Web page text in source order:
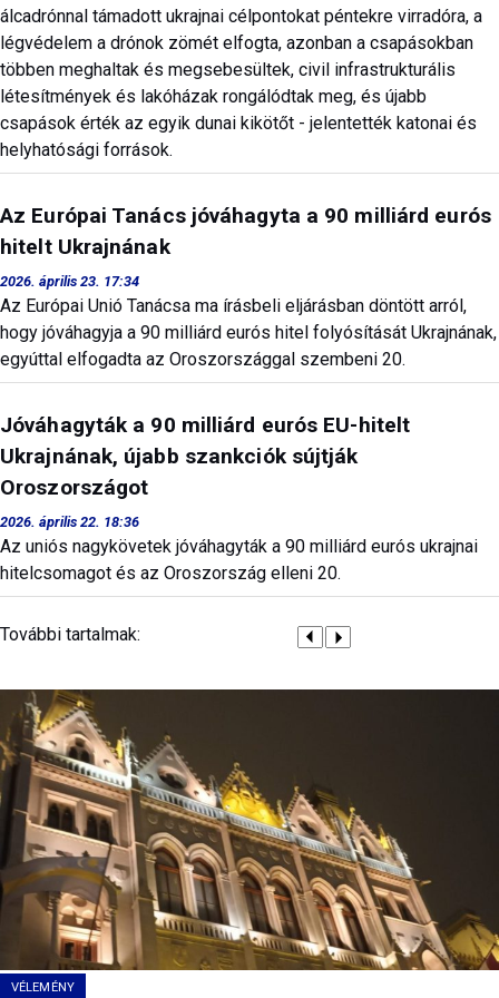
álcadrónnal támadott ukrajnai célpontokat péntekre virradóra, a
légvédelem a drónok zömét elfogta, azonban a csapásokban
többen meghaltak és megsebesültek, civil infrastrukturális
létesítmények és lakóházak rongálódtak meg, és újabb
csapások érték az egyik dunai kikötőt - jelentették katonai és
helyhatósági források.
Az Európai Tanács jóváhagyta a 90 milliárd eurós
hitelt Ukrajnának
2026. április 23. 17:34
Az Európai Unió Tanácsa ma írásbeli eljárásban döntött arról,
hogy jóváhagyja a 90 milliárd eurós hitel folyósítását Ukrajnának,
egyúttal elfogadta az Oroszországgal szembeni 20.
Jóváhagyták a 90 milliárd eurós EU-hitelt
Ukrajnának, újabb szankciók sújtják
Oroszországot
2026. április 22. 18:36
Az uniós nagykövetek jóváhagyták a 90 milliárd eurós ukrajnai
hitelcsomagot és az Oroszország elleni 20.
További tartalmak:
VÉLEMÉNY